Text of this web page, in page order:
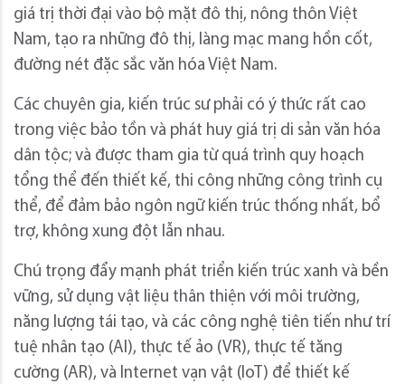
giá trị thời đại vào bộ mặt đô thị, nông thôn Việt
Nam, tạo ra những đô thị, làng mạc mang hồn cốt,
đường nét đặc sắc văn hóa Việt Nam.
Các chuyên gia, kiến trúc sư phải có ý thức rất cao
trong việc bảo tồn và phát huy giá trị di sản văn hóa
dân tộc; và được tham gia từ quá trình quy hoạch
tổng thể đến thiết kế, thi công những công trình cụ
thể, để đảm bảo ngôn ngữ kiến trúc thống nhất, bổ
trợ, không xung đột lẫn nhau.
Chú trọng đẩy mạnh phát triển kiến trúc xanh và bền
vững, sử dụng vật liệu thân thiện với môi trường,
năng lượng tái tạo, và các công nghệ tiên tiến như trí
tuệ nhân tạo (AI), thực tế ảo (VR), thực tế tăng
cường (AR), và Internet vạn vật (IoT) để thiết kế